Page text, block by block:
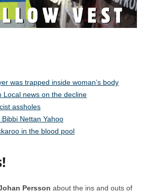
was trapped inside woman’s body
Local news on the decline
assholes
Bibbi Nettan Yahoo
in the blood pool
Persson about the ins and outs of